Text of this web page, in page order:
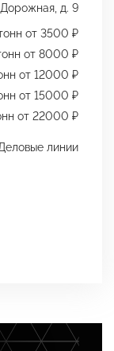
д. 9
от 3500 ₽
от 8000 ₽
от 12000 ₽
от 15000 ₽
от 22000 ₽
линии